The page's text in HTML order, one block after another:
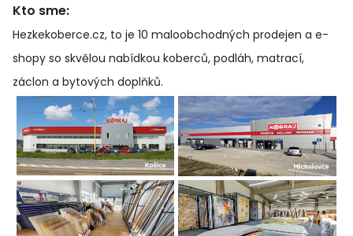
Kto sme:
Hezkekoberce.cz, to je 10 maloobchodných prodejen a e-
shopy so skvělou nabídkou koberců, podláh, matrací,
záclon a bytových doplňků.